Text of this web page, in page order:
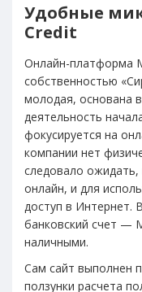
Удобные
Credit
Онлайн-платформа
собственностью
молодая, основана
деятельность
фокусируется на
компании нет
следовало ожидать,
онлайн, и для
доступ в Интернет.
банковский счет —
наличными.
Сам сайт выполнен
ползунки расчета